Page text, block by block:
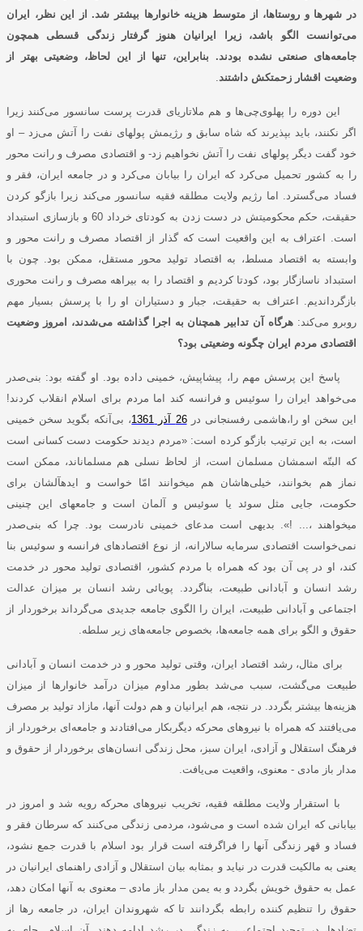
در شهرها و روستاها، از متوسط هزینه خانوارها بیشتر شد. از این نظر، ایران
می‌توانست الگو باشد، زیرا ایرانیان هنوز گرفتار زندگی قسطی همچون
جامعه‌های صنعتی نشده بودند. بنابراین، تنها از این لحاظ، وضعیتی بهتر از
وضعیت اقشار زحمتکش داشتند
این دوره را پهلوی‌چی‌ها و هم ملاتاریای قدرت پرست سانسور می‌کنند زیرا
اگر نکنند، باید بپذیرند که شاه سابق و رﮊیمش پولهای نفت را آتش می‌زد – او
خود گفت دیگر پولهای نفت را آتش نخواهیم زد- و اقتصادی مصرف و رانت محور
را به کشور تحمیل می‌کرد که ایران را بیابان می‌کرد و در جامعه ایران، فقر و
فساد می‌گسترد. اما رﮊیم ولایت مطلقه فقیه سانسور می‌کند زیرا بازگو کردن
حقیقت، حکم محکومیتش در دست زدن به کودتای خرداد 60 و بازسازی استبداد
است. اعتراف به این واقعیت است که گذار از اقتصاد مصرف و رانت محور و
وابسته به اقتصاد مسلط، به اقتصاد تولید محور مستقل، ممکن بود. چون با
استبداد ناسازگار بود، کودتا کردیم و اقتصاد را به بیراهه مصرف و رانت محوری
بازگرداندیم. اعتراف به حقیقت، جبار و دستیاران او را با پرسش بسیار مهم
روبرو می‌کند: هرگاه آن تدابیر همچنان به اجرا گذاشته می‌شدند، امروز وضعیت
اقتصادی مردم ایران چگونه وضعیتی بود؟
پاسخ این پرسش مهم را، پیشاپیش، خمینی داده بود. او گفته بود: بنی‌صدر
می‌خواهد ایران را سوئیس و فرانسه کند اما مردم برای اسلام انقلاب کردند!
این سخن او را،هاشمی رفسنجانی در26 آذر 1361 ، بی‌آنکه بگوید سخن خمینی
است، به این ترتیب بازگو کرده ‌است: «مردم دیدند حکومت دست کسانی است
که البتّه اسمشان مسلمان است، از لحاظ نسلی هم مسلمان‏اند، ممکن است
نماز هم بخوانند، خیلی‌هاشان هم ‏می‏خوانند امّا خواست و ایده‏آلشان برای
حکومت، جایی مثل سوئد یا سوئیس و آلمان است و جامعه‏ای این چنینی
می‏خواهند ،... !». بدیهی است مدعای خمینی نادرست بود. چرا که بنی‌صدر
نمی‌خواست اقتصادی سرمایه سالارانه، از نوع اقتصادهای فرانسه و سوئیس بنا
کند، او در پی آن بود که همراه با مردم کشور، اقتصادی تولید محور در خدمت
رشد انسان و آبادانی طبیعت، بناگردد. پویائی رشد انسان بر میزان عدالت
اجتماعی و آبادانی طبیعت، ایران را الگوی جامعه جدیدی می‌گرداند برخوردار از
حقوق و الگو برای همه جامعه‌ها، بخصوص جامعه‌های زیر سلطه.
برای مثال، رشد اقتصاد ایران، وقتی تولید محور و در خدمت انسان و آبادانی
طبیعت می‌گشت، سبب می‌شد بطور مداوم میزان درآمد خانوارها از میزان
هزینه‌ها بیشتر بگردد. در نتجه، هم ایرانیان و هم دولت آنها، مازاد تولید بر مصرف
می‌‌یافتند که همراه با نیروهای محرکه دیگربکار می‌افتادند و جامعه‌ای برخوردار از
فرهنگ استقلال و آزادی، ایران سبز، محل زندگی انسان‌های برخوردار از حقوق و
مدار باز مادی - معنوی، واقعیت می‌یافت.
با استقرار ولایت مطلقه فقیه، تخریب نیروهای محرکه رویه شد و امروز در
بیابانی که ایران شده‌ است و می‌شود، مردمی زندگی می‌کنند که سرطان فقر و
فساد و قهر زندگی آنها را فراگرفته ‌است قرار بود اسلام با قدرت جمع نشود،
یعنی به مالکیت قدرت در نیاید و بمثابه بیان استقلال و آزادی راهنمای ایرانیان در
عمل به حقوق خویش بگردد و به یمن مدار باز مادی – معنوی به آنها امکان دهد،
حقوق را تنظیم کننده رابطه‌ بگردانند تا که شهروندان ایران، در جامعه رها از